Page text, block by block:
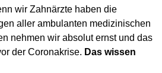
wir Zahnärzte haben die
aller ambulanten medizinischen
nehmen wir absolut ernst und das
der Coronakrise. Das wissen